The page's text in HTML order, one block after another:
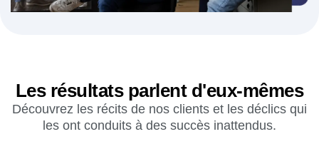
Les résultats parlent d'eux-mêmes
Découvrez les récits de nos clients et les déclics qui
les ont conduits à des succès inattendus.